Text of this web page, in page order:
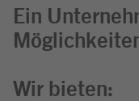
Ein
Wir bieten: